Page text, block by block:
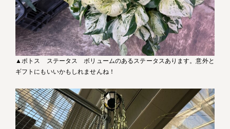
▲ポトス ステータス ボリュームのあるステータスあります。意外と
ギフトにもいいかもしれませんね！